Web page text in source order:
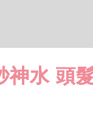
神水 頭